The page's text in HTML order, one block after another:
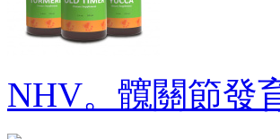
NHV。髖關節發